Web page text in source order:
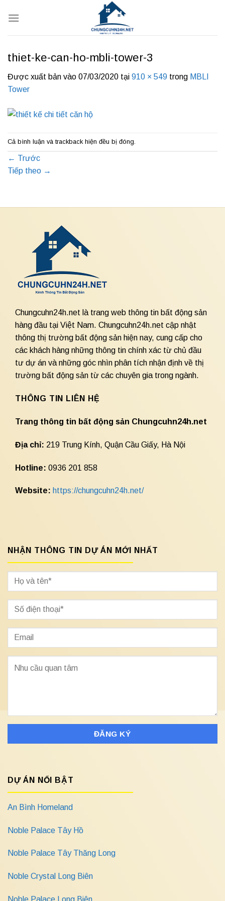
qua
thiet-ke-can-ho-mbli-tower-3
Được xuất bản vào 07/03/2020 tại 910 × 549 trong MBLI
Tower
Cả bình luận và trackback hiện đều bị đóng.
← Trước
Tiếp theo →
Chungcuhn24h.net là trang web thông tin bất động sản
hàng đầu tại Việt Nam. Chungcuhn24h.net cập nhật
thông thị trường bất động sản hiện nay, cung cấp cho
các khách hàng những thông tin chính xác từ chủ đầu
tư dự án và những góc nhìn phân tích nhận định về thị
trường bất động sản từ các chuyên gia trong ngành.
THÔNG TIN LIÊN HỆ
Trang thông tin bất động sản Chungcuhn24h.net
Địa chỉ: 219 Trung Kính, Quận Cầu Giấy, Hà Nội
Hotline: 0936 201 858
Website: https://chungcuhn24h.net/
NHẬN THÔNG TIN DỰ ÁN MỚI NHẤT
DỰ ÁN NỔI BẬT
An Bình Homeland
Noble Palace Tây Hồ
Noble Palace Tây Thăng Long
Noble Crystal Long Biên
Noble Palace Long Biên